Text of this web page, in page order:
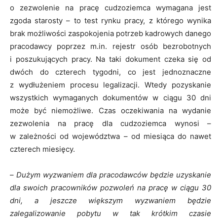
o zezwolenie na pracę cudzoziemca wymagana jest
zgoda starosty – to test rynku pracy, z którego wynika
brak możliwości zaspokojenia potrzeb kadrowych danego
pracodawcy poprzez m.in. rejestr osób bezrobotnych
i poszukujących pracy. Na taki dokument czeka się od
dwóch do czterech tygodni, co jest jednoznaczne
z wydłużeniem procesu legalizacji. Wtedy pozyskanie
wszystkich wymaganych dokumentów w ciągu 30 dni
może być niemożliwe. Czas oczekiwania na wydanie
zezwolenia na pracę dla cudzoziemca wynosi –
w zależności od województwa – od miesiąca do nawet
czterech miesięcy.
– Dużym wyzwaniem dla pracodawców będzie uzyskanie
dla swoich pracowników pozwoleń na pracę w ciągu 30
dni, a jeszcze większym wyzwaniem będzie
zalegalizowanie pobytu w tak krótkim czasie